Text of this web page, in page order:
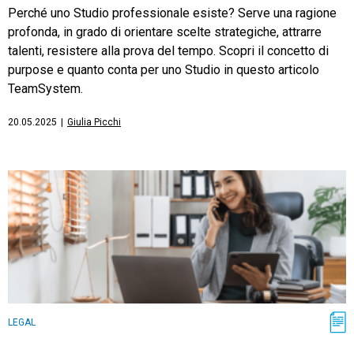
Perché uno Studio professionale esiste? Serve una ragione
profonda, in grado di orientare scelte strategiche, attrarre
talenti, resistere alla prova del tempo. Scopri il concetto di
purpose e quanto conta per uno Studio in questo articolo
TeamSystem.
20.05.2025 Giulia Picchi
LEGAL